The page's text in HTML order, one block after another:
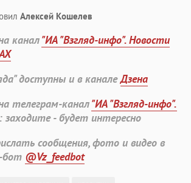
Алексей Кошелев
канал"ИА "Взгляд-инфо". Новости
доступны и в каналеДзена
телеграм-канал"ИА "Взгляд-инфо".
заходите - будет интересно
сообщения, фото и видео в
бот @Vz_feedbot